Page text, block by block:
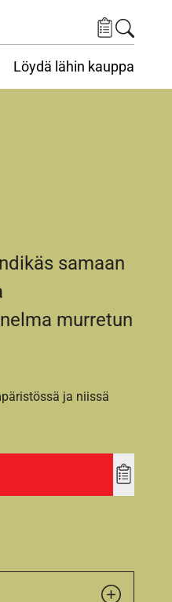
Löydä lähin kauppa
samaan
murretun
ja niissä
Add